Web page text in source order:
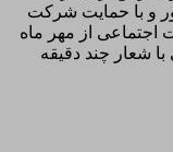
و با حمایت شرکت
اجتماعی از مهر ماه
با شعار چند دقیقه